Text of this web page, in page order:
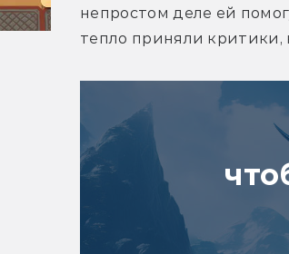
непростом деле ей
тепло приняли критики,